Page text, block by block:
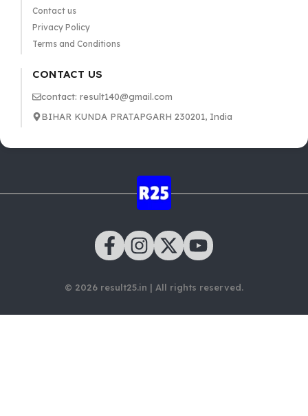
Contact us
Privacy Policy
Terms and Conditions
CONTACT US
contact: result140@gmail.com
BIHAR KUNDA PRATAPGARH 230201, India
© 2026 result25.in | All rights reserved.